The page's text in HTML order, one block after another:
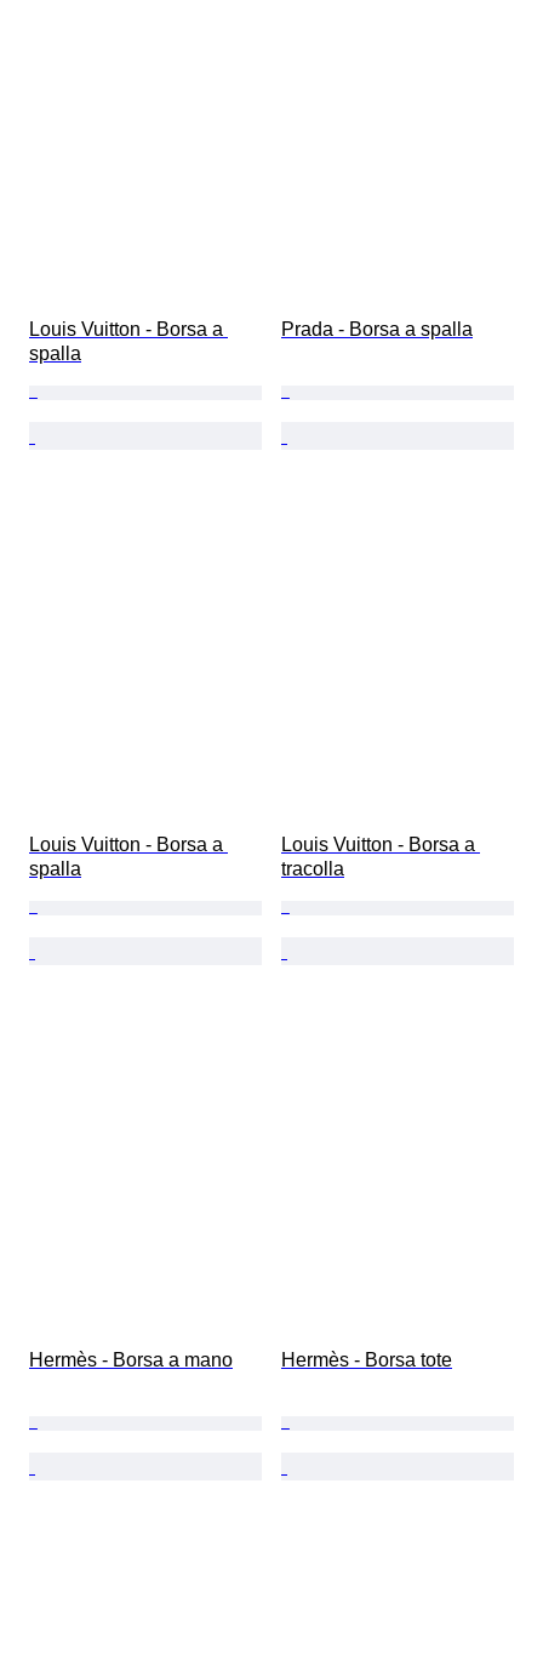
Louis Vuitton - Borsa a
spalla
Prada - Borsa a spalla
Louis Vuitton - Borsa a
spalla
Louis Vuitton - Borsa a
tracolla
Hermès - Borsa a mano Hermès - Borsa tote